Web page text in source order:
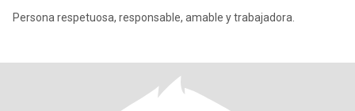
Persona respetuosa, responsable, amable y trabajadora.